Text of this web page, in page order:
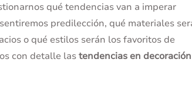
qué tendencias van a imperar
predilección, qué materiales
o qué estilos serán los favoritos de
con detalle lastendencias en decoración